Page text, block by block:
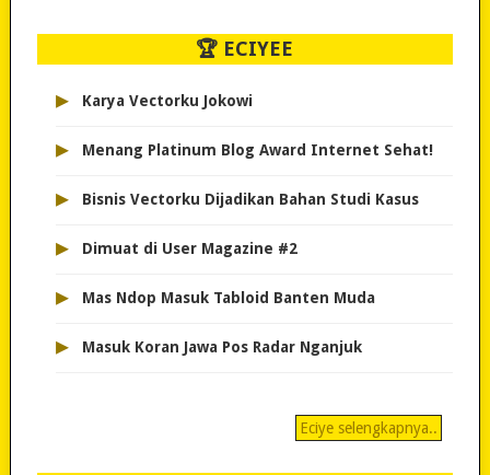
🏆 ECIYEE
▸ Karya Vectorku Jokowi
▸ Menang Platinum Blog Award Internet Sehat!
▸ Bisnis Vectorku Dijadikan Bahan Studi Kasus
▸ Dimuat di User Magazine #2
▸ Mas Ndop Masuk Tabloid Banten Muda
▸ Masuk Koran Jawa Pos Radar Nganjuk
Eciye selengkapnya..